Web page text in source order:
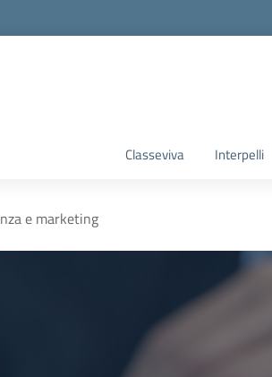
Classeviva Interpelli
e marketing